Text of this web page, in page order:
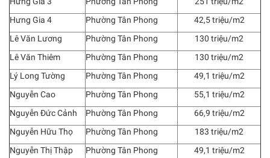
Hưng Gia 4
Phường Tân Phong
42,5 triệu/m2
Lê Văn Lương
Phường Tân Phong
130 triệu/m2
Lê Văn Thiêm
Phường Tân Phong
130 triệu/m2
Lý Long Tường
Phường Tân Phong
49,1 triệu/m2
Nguyễn Cao
Phường Tân Phong
55,1 triệu/m2
Nguyễn Đức Cảnh
Phường Tân Phong
66,9 triệu/m2
Nguyễn Hữu Thọ
Phường Tân Phong
183 triệu/m2
Nguyễn Thị Thập
Phường Tân Phong
49,1 triệu/m2